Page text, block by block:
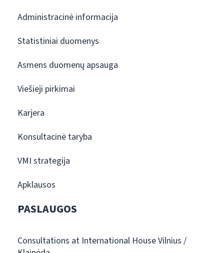
Administracinė informacija
Statistiniai duomenys
Asmens duomenų apsauga
Viešieji pirkimai
Karjera
Konsultacinė taryba
VMI strategija
Apklausos
PASLAUGOS
Consultations at International House Vilnius /